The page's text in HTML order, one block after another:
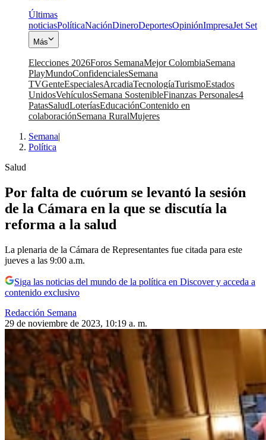
Últimas
noticiasPolíticaNaciónDineroDeportesOpiniónImpresaJet Set
Más
Elecciones 2026Foros SemanaMejor ColombiaSemana
PlayMundoConfidencialesSemana
TVGenteEspecialesArcadiaTecnologíaTurismoEstados
UnidosVehículosSemana SostenibleFinanzas Personales4
PatasSaludLoteríasEducaciónContenido en
colaboraciónSemana RuralMujeres
Semana|
Política
Salud
Por falta de cuórum se levantó la sesión
de la Cámara en la que se discutía la
reforma a la salud
La plenaria de la Cámara de Representantes fue citada para este
jueves a las 9:00 a.m.
Siga las noticias del mundo de la política en Discover y acceda a
contenido exclusivo
Redacción Semana
29 de noviembre de 2023, 10:19 a. m.